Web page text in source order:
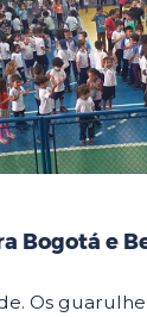
Bogotá e
Os